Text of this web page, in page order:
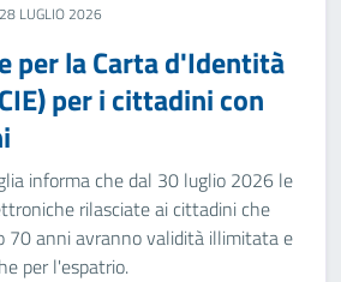
LUGLIO 2026
per la Carta d'Identità
per i cittadini con
informa che dal 30 luglio 2026 le
rilasciate ai cittadini che
70 anni avranno validità illimitata e
per l'espatrio.